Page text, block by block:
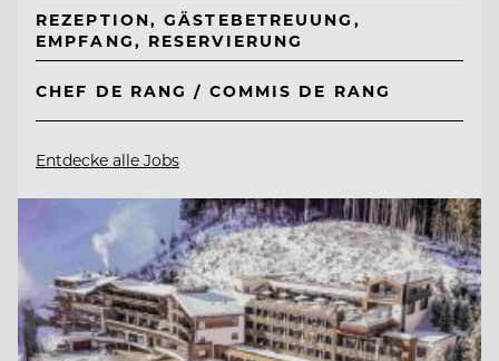
REZEPTION, GÄSTEBETREUUNG,
EMPFANG, RESERVIERUNG
CHEF DE RANG / COMMIS DE RANG
Entdecke alle Jobs